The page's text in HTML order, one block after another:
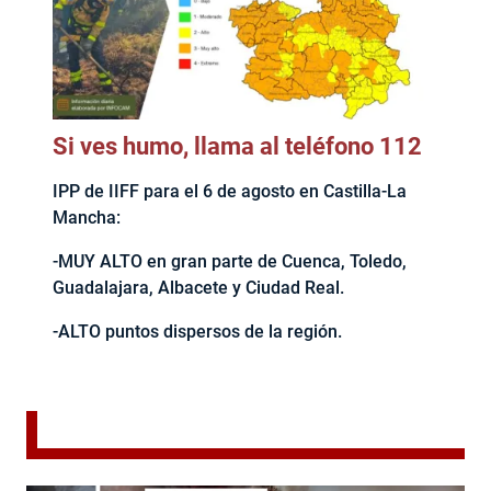
Si ves humo, llama al teléfono 112
IPP de IIFF para el 6 de agosto en Castilla-La
Mancha:
-MUY ALTO en gran parte de Cuenca, Toledo,
Guadalajara, Albacete y Ciudad Real.
-ALTO puntos dispersos de la región.